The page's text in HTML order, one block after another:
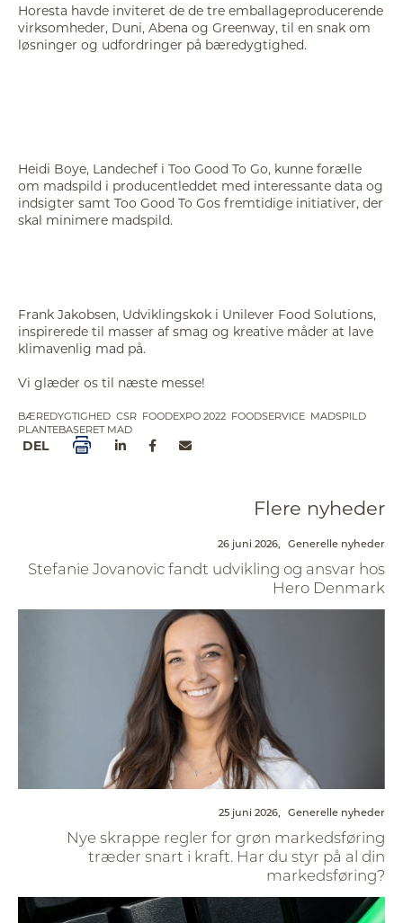
Horesta havde inviteret de de tre emballageproducerende
virksomheder, Duni, Abena og Greenway, til en snak om
løsninger og udfordringer på bæredygtighed.
Heidi Boye, Landechef i Too Good To Go, kunne forælle
om madspild i producentleddet med interessante data og
indsigter samt Too Good To Gos fremtidige initiativer, der
skal minimere madspild.
Frank Jakobsen, Udviklingskok i Unilever Food Solutions,
inspirerede til masser af smag og kreative måder at lave
klimavenlig mad på.
Vi glæder os til næste messe!
BÆREDYGTIGHED CSR FOODEXPO 2022 FOODSERVICE MADSPILD
PLANTEBASERET MAD
DEL
Flere nyheder
26 juni 2026, Generelle nyheder
Stefanie Jovanovic fandt udvikling og ansvar hos
Hero Denmark
25 juni 2026, Generelle nyheder
Nye skrappe regler for grøn markedsføring
træder snart i kraft. Har du styr på al din
markedsføring?